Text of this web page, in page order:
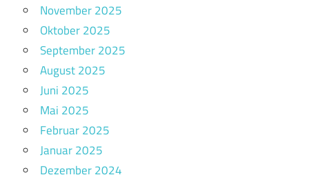
November 2025
Oktober 2025
September 2025
August 2025
Juni 2025
Mai 2025
Februar 2025
Januar 2025
Dezember 2024